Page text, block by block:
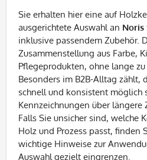
Sie erhalten hier eine auf
ausgerichtete Auswahl an Noris
inklusive passendem Zubehör.
Zusammenstellung aus Farbe,
Pflegeprodukten, ohne lange
Besonders im B2B-Alltag zählt,
schnell und konsistent möglich
Kennzeichnungen über
Falls Sie unsicher sind, welche
Holz und Prozess passt, finden
wichtige Hinweise zur
Auswahl gezielt eingrenzen.